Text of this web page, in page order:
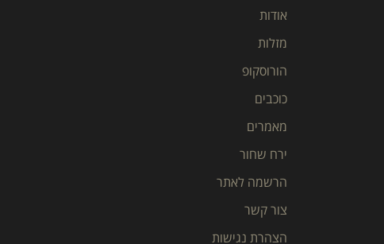
אודות
מזלות
הורוסקופ
כוכבים
מאמרים
ירח שחור
הרשמה לאתר
צור קשר
הצהרת נגישות